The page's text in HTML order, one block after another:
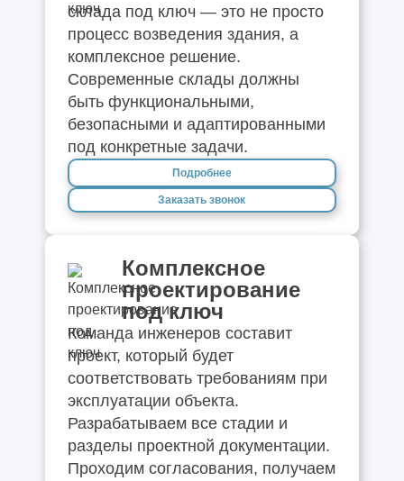
склада под ключ — это не просто
процесс возведения здания, а
комплексное решение.
Современные склады должны
быть функциональными,
безопасными и адаптированными
под конкретные задачи.
Подробнее
Заказать звонок
Комплексное
проектирование
под ключ
Команда инженеров составит
проект, который будет
соответствовать требованиям при
эксплуатации объекта.
Разрабатываем все стадии и
разделы проектной документации.
Проходим согласования, получаем